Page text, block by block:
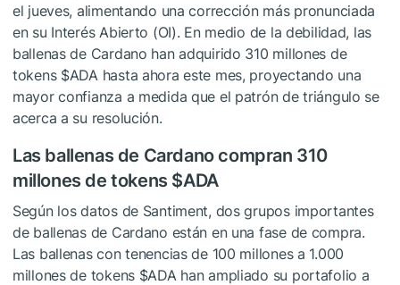
el jueves, alimentando una corrección más pronunciada
en su Interés Abierto (OI). En medio de la debilidad, las
ballenas de Cardano han adquirido 310 millones de
tokens $ADA hasta ahora este mes, proyectando una
mayor confianza a medida que el patrón de triángulo se
acerca a su resolución.
Las ballenas de Cardano compran 310
millones de tokens $ADA
Según los datos de Santiment, dos grupos importantes
de ballenas de Cardano están en una fase de compra.
Las ballenas con tenencias de 100 millones a 1.000
millones de tokens $ADA han ampliado su portafolio a